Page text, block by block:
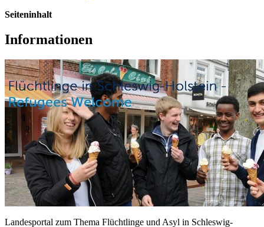
Seiteninhalt
Informationen
Landesportal zum Thema Flüchtlinge und Asyl in Schleswig-